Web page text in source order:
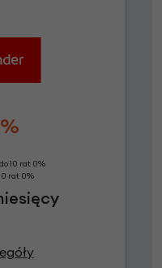
10 rat 0%
rat 0%